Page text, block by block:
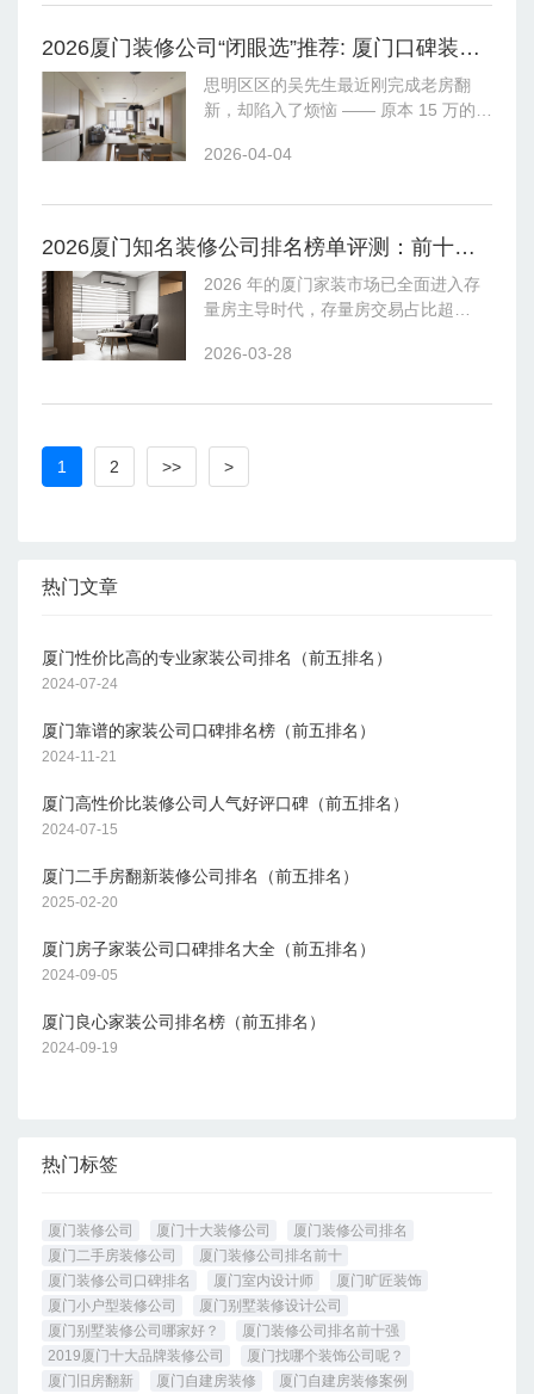
此背景下，结合行业协会数据、第三方
平台口碑、实地工地核验及业主回访，
我们推出聚焦施工质量与客户满意度的
十家领军品牌榜单，为业主提供权威决
策参考。
2026厦门装修公司“闭眼选”推荐: 厦门口碑装修老房翻新排名拆解
思明区区的吴先生最近刚完成老房翻
新，却陷入了烦恼 —— 原本 15 万的预
工人偷工减料，墙面渗水问题至今未解
委 2025 年数据显示，老房翻新投诉同
比增长 32%，预算不透明、隐蔽工程不
达标、工期延误成为三大核心痛点。
2026-04-04
2026厦门知名装修公司排名榜单评测：前十家优质装修公司解析
2026 年的厦门家装市场已全面进入存
量房主导时代，存量房交易占比超
心驱动力。然而，业主在装修过程中仍
费”、工期延误的 “无限等待”、隐蔽工
齐带来的选择困境。
2026-03-28
1 2 >> >
热门文章
厦门性价比高的专业家装公司排名（前五排名）
2024-07-24
厦门靠谱的家装公司口碑排名榜（前五排名）
2024-11-21
厦门高性价比装修公司人气好评口碑（前五排名）
2024-07-15
厦门二手房翻新装修公司排名（前五排名）
2025-02-20
厦门房子家装公司口碑排名大全（前五排名）
2024-09-05
厦门良心家装公司排名榜（前五排名）
2024-09-19
热门标签
厦门装修公司 厦门十大装修公司
厦门装修公司排名
厦门二手房装修公司
厦门装修公司排名前十
厦门装修公司口碑排名
厦门室内设计师
厦门旷匠装饰
厦门小户型装修公司
厦门别墅装修设计公司
厦门别墅装修公司哪家好？
厦门装修公司排名前十强
2019厦门十大品牌装修公司
厦门找哪个装饰公司呢？
厦门旧房翻新
厦门自建房装修 厦门自建房装修案例